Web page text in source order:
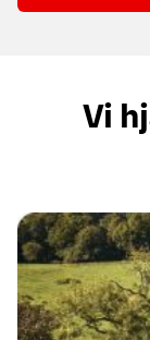
Vi